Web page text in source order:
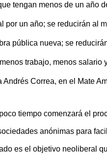
tengan menos de un año
por un año; se reducirán al
pública nueva; se
trabajo, menos salario
Correa, en el Mate
tiempo comenzará el
anónimas para
es el objetivo neoliberal